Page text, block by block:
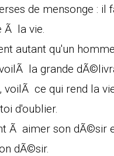
de mensonge : il
Ã la vie.
autant qu'un
la grande
voilÃ ce qui rend la
d'oublier.
Ã aimer son dÃ©sir
dÃ©sir.